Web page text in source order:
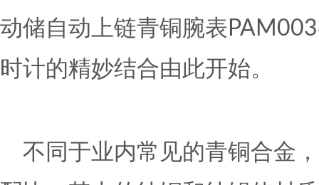
动储自动上链青铜腕表
时计的精妙结合由此开始。
不同于业内常见的青铜合金